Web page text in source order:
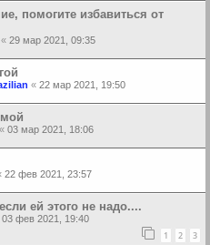
помогите избавиться от
« 29 мар 2021, 09:35
« 22 мар 2021, 19:50
« 03 мар 2021, 18:06
22 фев 2021, 23:57
ей этого не надо....
03 фев 2021, 19:40
1 2 3